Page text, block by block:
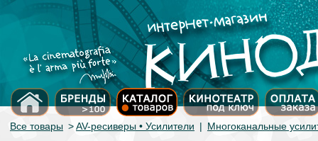
Все товары >AV-ресиверы • Усилители | Многоканальные